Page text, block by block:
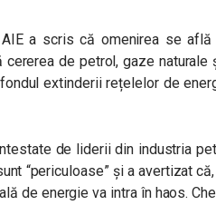
a scris că omenirea se
de petrol, gaze naturale
extinderii rețelelor de
de liderii din industria
“periculoase” și a avertizat
de energie va intra în haos.